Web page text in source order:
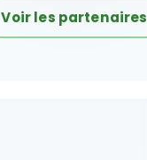
Voir les partenaires